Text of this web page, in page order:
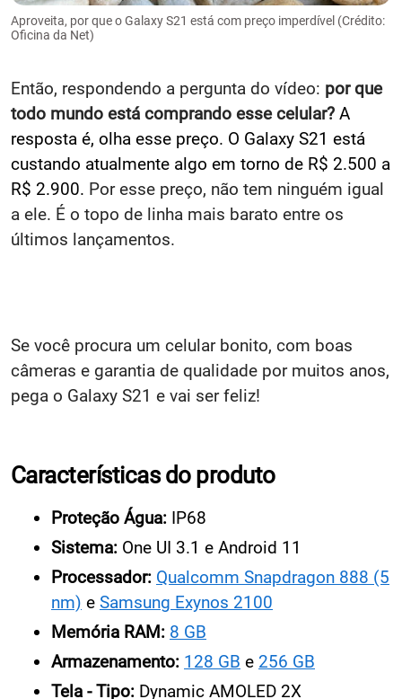
Aproveita, por que o Galaxy S21 está com preço imperdível (Crédito:
Oficina da Net)
Então, respondendo a pergunta do vídeo: por que
todo mundo está comprando esse celular? A
resposta é, olha esse preço. O Galaxy S21 está
custando atualmente algo em torno de R$ 2.500 a
R$ 2.900. Por esse preço, não tem ninguém igual
a ele. É o topo de linha mais barato entre os
últimos lançamentos.
Se você procura um celular bonito, com boas
câmeras e garantia de qualidade por muitos anos,
pega o Galaxy S21 e vai ser feliz!
Características do produto
Proteção Água: IP68
Sistema: One UI 3.1 e Android 11
Processador: Qualcomm Snapdragon 888 (5
nm) e Samsung Exynos 2100
Memória RAM: 8 GB
Armazenamento: 128 GB e 256 GB
Tela - Tipo: Dynamic AMOLED 2X